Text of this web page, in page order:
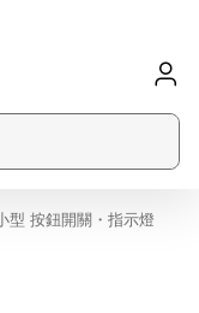
型 按鈕開關・指示燈